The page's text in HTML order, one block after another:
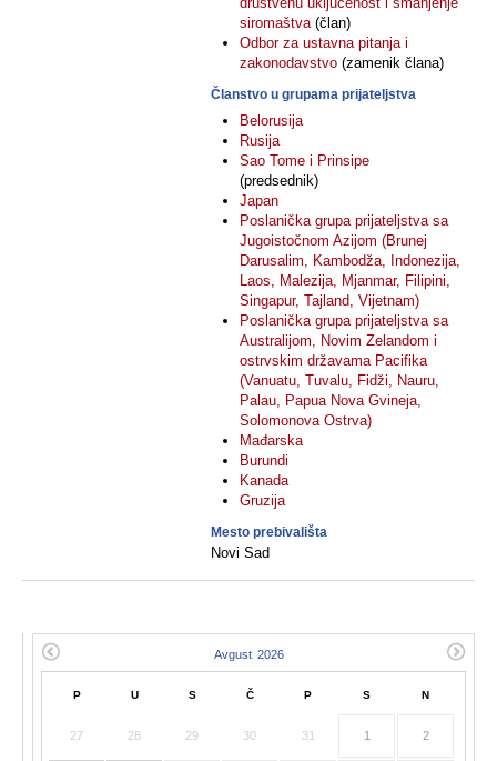
siromaštva (član)
Odbor za ustavna pitanja i
zakonodavstvo (zamenik člana)
Članstvo u grupama prijateljstva
Belorusija
Rusija
Sao Tome i Prinsipe
(predsednik)
Japan
Poslanička grupa prijateljstva sa
Jugoistočnom Azijom (Brunej
Darusalim, Kambodža, Indonezija,
Laos, Malezija, Mjanmar, Filipini,
Singapur, Tajland, Vijetnam)
Poslanička grupa prijateljstva sa
Australijom, Novim Zelandom i
ostrvskim državama Pacifika
(Vanuatu, Tuvalu, Fidži, Nauru,
Palau, Papua Nova Gvineja,
Solomonova Ostrva)
Mađarska
Burundi
Kanada
Gruzija
Mesto prebivališta
Novi Sad
P U S Č P S N
27 28 29 30 31 1 2